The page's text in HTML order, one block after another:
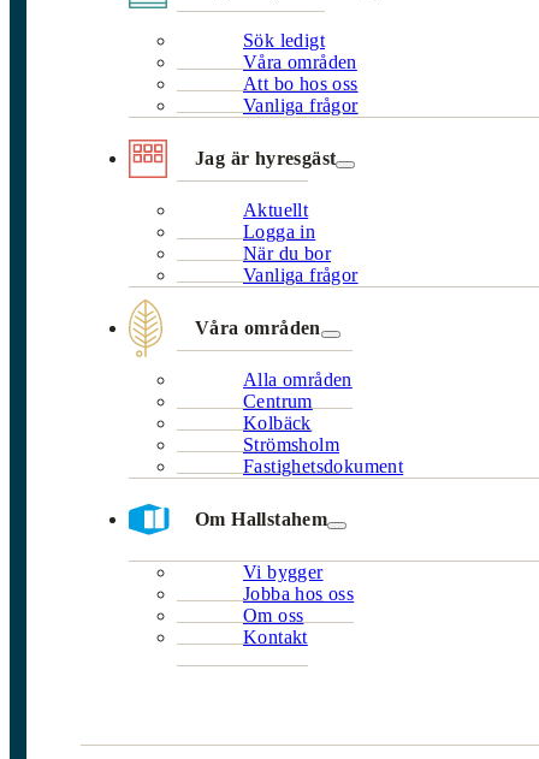
Sök ledigt
Våra områden
Att bo hos oss
Vanliga frågor
Jag är hyresgäst
Aktuellt
Logga in
När du bor
Vanliga frågor
Våra områden
Alla områden
Centrum
Kolbäck
Strömsholm
Fastighetsdokument
Om Hallstahem
Vi bygger
Jobba hos oss
Om oss
Kontakt